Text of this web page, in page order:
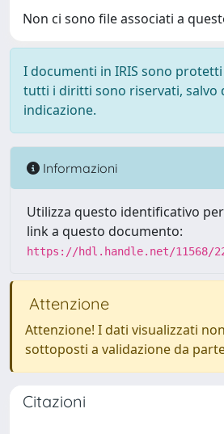
Non ci sono file associati a
I documenti in IRIS sono
tutti i diritti sono riservati, salvo
indicazione.
Informazioni
Utilizza questo identificativo
link a questo documento:
https://hdl.handle.net/11568/
Attenzione
Attenzione! I dati visualizzati
sottoposti a validazione da
Citazioni